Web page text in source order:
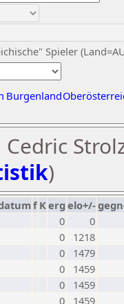
Spieler
Burgenland
)
f Kerg elo+/-
0
0
0
1218
0
1479
0
1459
0
1459
0
1459